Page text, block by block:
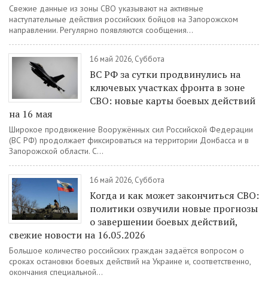
Свежие данные из зоны СВО указывают на активные
наступательные действия российских бойцов на Запорожском
направлении. Регулярно появляются сообщения...
16 май 2026, Суббота
ВС РФ за сутки продвинулись на
ключевых участках фронта в зоне
СВО: новые карты боевых действий
на 16 мая
Широкое продвижение Вооружённых сил Российской Федерации
(ВС РФ) продолжает фиксироваться на территории Донбасса и в
Запорожской области. С...
16 май 2026, Суббота
Когда и как может закончиться СВО:
политики озвучили новые прогнозы
о завершении боевых действий,
свежие новости на 16.05.2026
Большое количество российских граждан задаётся вопросом о
сроках остановки боевых действий на Украине и, соответственно,
окончания специальной...